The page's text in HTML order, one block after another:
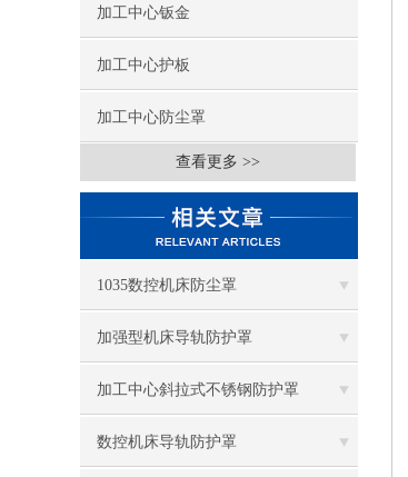
加工中心钣金
加工中心护板
加工中心防尘罩
查看更多 >>
1035数控机床防尘罩
加强型机床导轨防护罩
加工中心斜拉式不锈钢防护罩
数控机床导轨防护罩